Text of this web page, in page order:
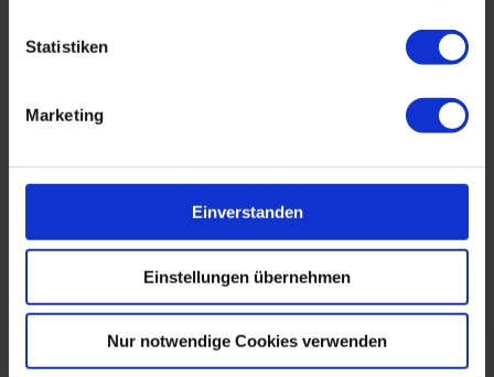
Statistiken
Marketing
Einverstanden
Einstellungen übernehmen
Nur notwendige Cookies verwenden
Machbarkeitsanalyse unterschiedlicher Stromspeicher
Excelrechnungen zur Wirtschaftlichkeit der
Sektorkopplung mit den Teilnehmenden durchgespielt.
Zielgruppe
Energiemanagende und Energiereferierende sowie
technische
Verantwortliche von KMUs